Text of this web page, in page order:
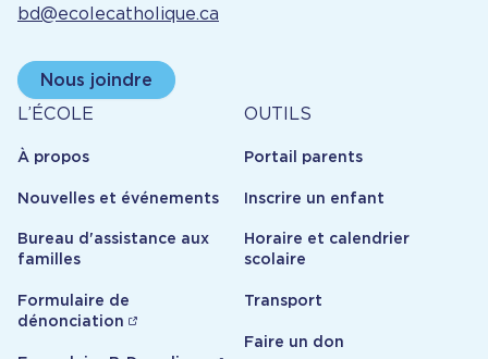
bd@ecolecatholique.ca
Nous joindre
À
propos
L’ÉCOLE
À propos
Nouvelles et événements
Bureau d'assistance aux
familles
Formulaire de
dénonciation
Outils
OUTILS
Portail parents
Inscrire un enfant
Horaire et calendrier
scolaire
Transport
Faire un don